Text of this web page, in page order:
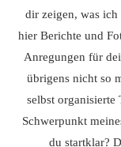
dir zeigen, was ich
hier Berichte und
Anregungen für
übrigens nicht so
selbst
Schwerpunkt
du startklar?